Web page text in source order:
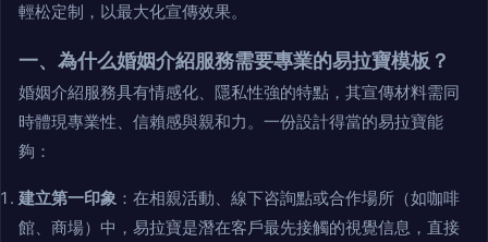
輕松定制，以最大化宣傳效果。
一、為什么婚姻介紹服務需要專業的易拉寶模板？
婚姻介紹服務具有情感化、隱私性強的特點，其宣傳材料需同
時體現專業性、信賴感與親和力。一份設計得當的易拉寶能
夠：
建立第一印象 ：在相親活動、線下咨詢點或合作場所（如咖啡
館、商場）中，易拉寶是潛在客戶最先接觸的視覺信息，直接